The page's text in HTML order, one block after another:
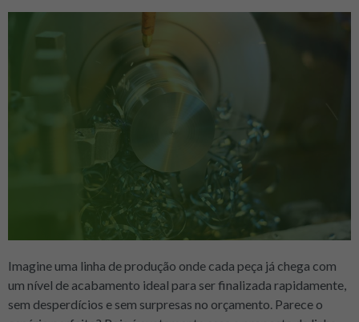
Imagine uma linha de produção onde cada peça já chega com
um nível de acabamento ideal para ser finalizada rapidamente,
sem desperdícios e sem surpresas no orçamento. Parece o